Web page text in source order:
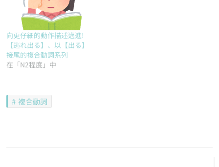
向更仔細的動作描述邁進!
【逃れ出る】、以【出る】
接尾的複合動詞系列
在「N2程度」中
複合動詞